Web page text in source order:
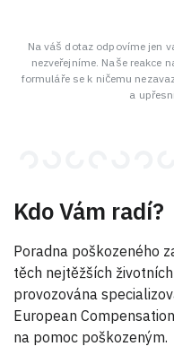
Na váš dotaz odpovíme jen
nezveřejníme. Naše reakce
formuláře se k ničemu
a
Kdo Vám radí?
Poradna poškozeného
těch nejtěžších
provozována
European
na pomoc poškozeným.